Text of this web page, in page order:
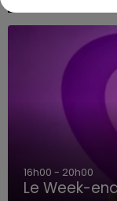
16h00 - 20h00
Le Week-